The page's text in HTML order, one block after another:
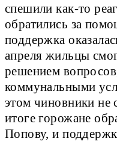
спешили как-то
обратились за
поддержка
апреля жильцы
решением
коммунальными
этом чиновники не
итоге горожане
Попову, и